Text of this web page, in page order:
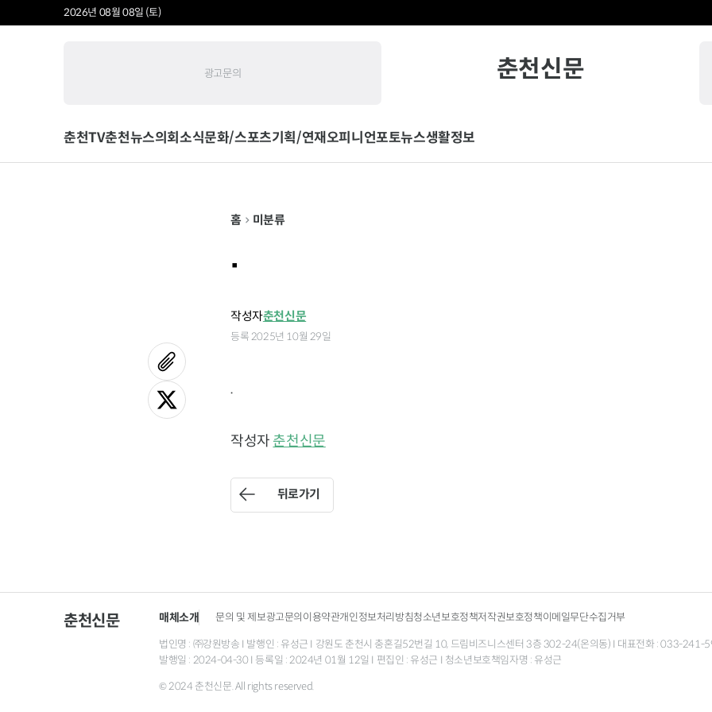
2026년 08월 08일 (토)
광고문의 춘천신문
춘천TV춘천뉴스의회소식문화/스포츠기획/연재오피니언포토뉴스생활정보
홈 미분류
.
작성자춘천신문
등록 2025년 10월 29일
.
작성자 춘천신문
뒤로가기
춘천신문 매체소개 문의 및 제보광고문의이용약관개인정보처리방침청소년보호정책저작권보호정책이메일무단수집거부
법인명 : ㈜강원방송 I 발행인 : 유성근 I 강원도 춘천시 충혼길52번길 10, 드림비즈니스센터 3층 302-24(온의동) I 대표전화 : 033-
발행일 : 2024-04-30 I 등록일 : 2024년 01월 12일 I 편집인 : 유성근 I 청소년보호책임자명 : 유성근
© 2024 춘천신문. All rights reserved.